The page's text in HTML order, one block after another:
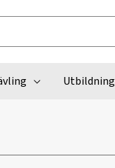
Utbildning